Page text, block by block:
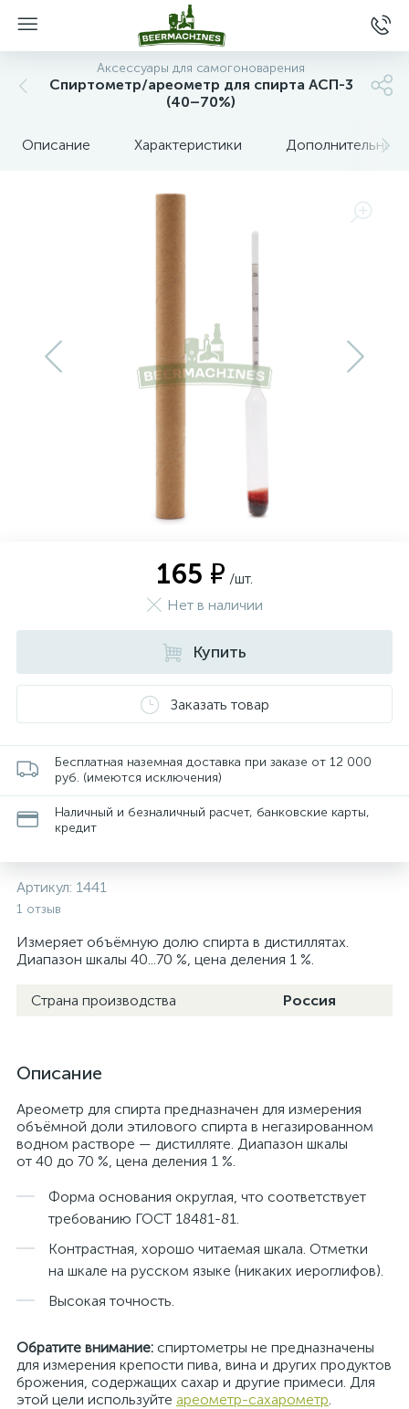
Аксессуары для самогоноварения
Спиртометр/ареометр для спирта АСП-3
(40–70%)
Описание Характеристики Дополнительные
165 ₽ /шт.
Нет в наличии
Купить
Заказать товар
Бесплатная наземная доставка при заказе от 12 000
руб. (имеются исключения)
Наличный и безналичный расчет, банковские карты,
кредит
Артикул: 1441
1 отзыв
Измеряет объёмную долю спирта в дистиллятах.
Диапазон шкалы 40...70 %, цена деления 1 %.
Страна производства Россия
Описание
Ареометр для спирта предназначен для измерения
объёмной доли этилового спирта в негазированном
водном растворе — дистилляте. Диапазон шкалы
от 40 до 70 %, цена деления 1 %.
Форма основания округлая, что соответствует
требованию ГОСТ 18481-81.
Контрастная, хорошо читаемая шкала. Отметки
на шкале на русском языке (никаких иероглифов).
Высокая точность.
Обратите внимание: спиртометры не предназначены
для измерения крепости пива, вина и других продуктов
брожения, содержащих сахар и другие примеси. Для
этой цели используйте ареометр-сахарометр.